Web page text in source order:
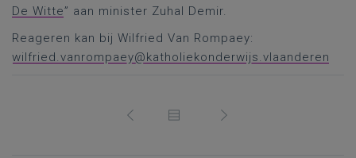
De Witte” aan minister Zuhal Demir.
Reageren kan bij Wilfried Van Rompaey:
wilfried.vanrompaey@katholiekonderwijs.vlaanderen